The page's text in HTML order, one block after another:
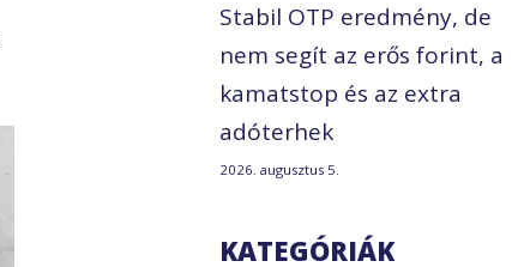
Stabil OTP eredmény, de
nem segít az erős forint, a
kamatstop és az extra
adóterhek
2026. augusztus 5.
KATEGÓRIÁK